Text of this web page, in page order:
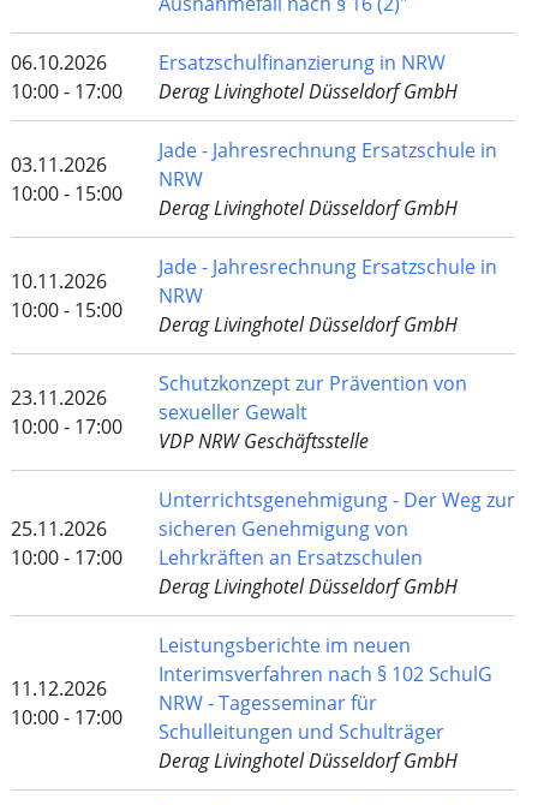
06.10.2026
10:00 - 17:00
Ersatzschulfinanzierung in NRW
Derag Livinghotel Düsseldorf GmbH
03.11.2026
10:00 - 15:00
Jade - Jahresrechnung Ersatzschule in
NRW
Derag Livinghotel Düsseldorf GmbH
10.11.2026
10:00 - 15:00
Jade - Jahresrechnung Ersatzschule in
NRW
Derag Livinghotel Düsseldorf GmbH
23.11.2026
10:00 - 17:00
Schutzkonzept zur Prävention von
sexueller Gewalt
VDP NRW Geschäftsstelle
25.11.2026
10:00 - 17:00
Unterrichtsgenehmigung - Der Weg zur
sicheren Genehmigung von
Lehrkräften an Ersatzschulen
Derag Livinghotel Düsseldorf GmbH
11.12.2026
10:00 - 17:00
Leistungsberichte im neuen
Interimsverfahren nach § 102 SchulG
NRW - Tagesseminar für
Schulleitungen und Schulträger
Derag Livinghotel Düsseldorf GmbH